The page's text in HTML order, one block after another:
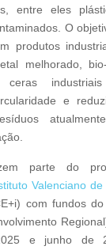
entre eles
O
produtos
melhorado,
ceras
e
parte do
Valenciano
com fundos do
e junho de